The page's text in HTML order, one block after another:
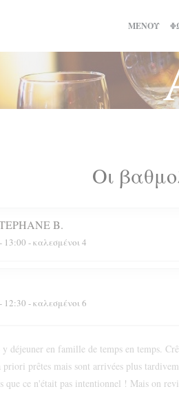
(Cookies)
ΜΕΝΟΎ
Οι
B
- 13:00 - καλεσμένοι 4
- 12:30 - καλεσμένοι 6
déjeuner en famille de temps en temps.
priori prêtes mais sont arrivées plus
que ce n'était pas intentionnel ! Mais on